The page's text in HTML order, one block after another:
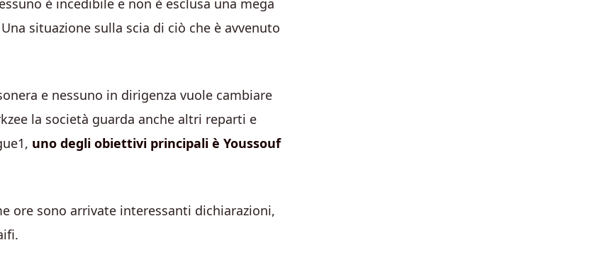
è incedibile e non è esclusa una mega
situazione sulla scia di ciò che è avvenuto
e nessuno in dirigenza vuole cambiare
la società guarda anche altri reparti e
uno degli obiettivi principali è Youssouf
ore sono arrivate interessanti dichiarazioni,